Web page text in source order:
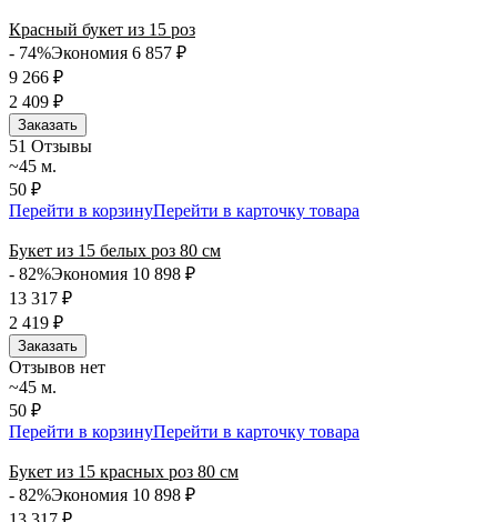
Красный букет из 15 роз
- 74%Экономия 6 857 ₽
9 266 ₽
2 409 ₽
Заказать
51 Отзывы
~45 м.
50 ₽
Перейти в корзинуПерейти в карточку товара
Букет из 15 белых роз 80 см
- 82%Экономия 10 898 ₽
13 317 ₽
2 419 ₽
Заказать
Отзывов нет
~45 м.
50 ₽
Перейти в корзинуПерейти в карточку товара
Букет из 15 красных роз 80 см
- 82%Экономия 10 898 ₽
₽